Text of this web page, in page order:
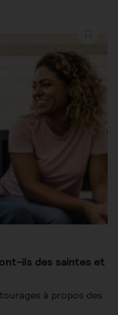
ils des saintes et
à propos des